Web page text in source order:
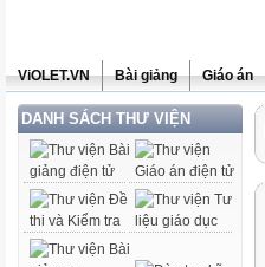
ViOLET.VN Bài giảng Giáo án
DANH SÁCH THƯ VIỆN